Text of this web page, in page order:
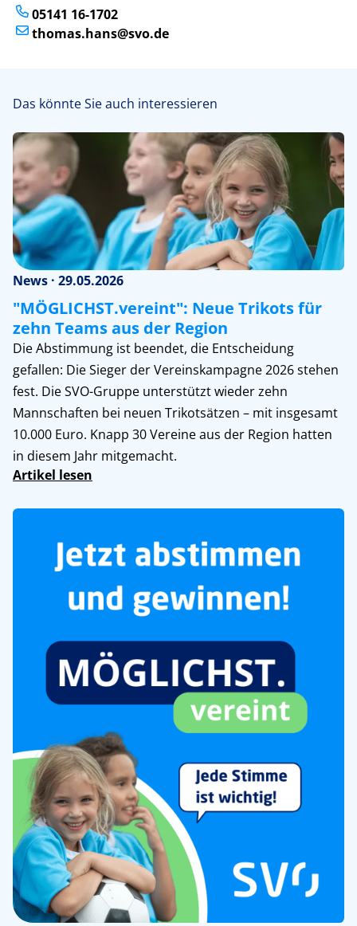
05141 16-1702
thomas.hans@svo.de
Das könnte Sie auch interessieren
News · 29.05.2026
"MÖGLICHST.vereint": Neue Trikots für
zehn Teams aus der Region
Die Abstimmung ist beendet, die Entscheidung
gefallen: Die Sieger der Vereinskampagne 2026 stehen
fest. Die SVO-Gruppe unterstützt wieder zehn
Mannschaften bei neuen Trikotsätzen – mit insgesamt
10.000 Euro. Knapp 30 Vereine aus der Region hatten
in diesem Jahr mitgemacht.
Artikel lesen